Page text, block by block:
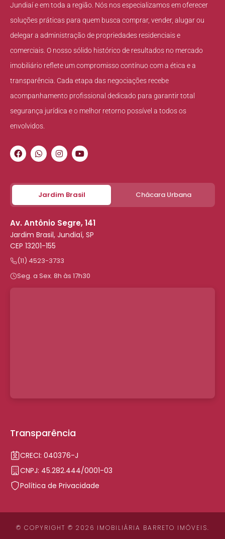
Jundiaí e em toda a região. Nós nos especializamos em oferecer
soluções práticas para quem busca comprar, vender, alugar ou
delegar a administração de propriedades residenciais e
comerciais. O nosso sólido histórico de resultados no mercado
imobiliário reflete um compromisso contínuo com a ética e a
transparência. Cada etapa das negociações recebe
acompanhamento profissional dedicado para garantir total
segurança jurídica e o melhor retorno possível a todos os
envolvidos.
Jardim Brasil Chácara Urbana
Av. Antônio Segre, 141
Jardim Brasil, Jundiaí, SP
CEP 13201-155
(11) 4523-3733
Seg. a Sex. 8h às 17h30
Transparência
CRECI: 040376-J
CNPJ: 45.282.444/0001-03
Política de Privacidade
© COPYRIGHT © 2026 IMOBILIÁRIA BARRETO IMÓVEIS.